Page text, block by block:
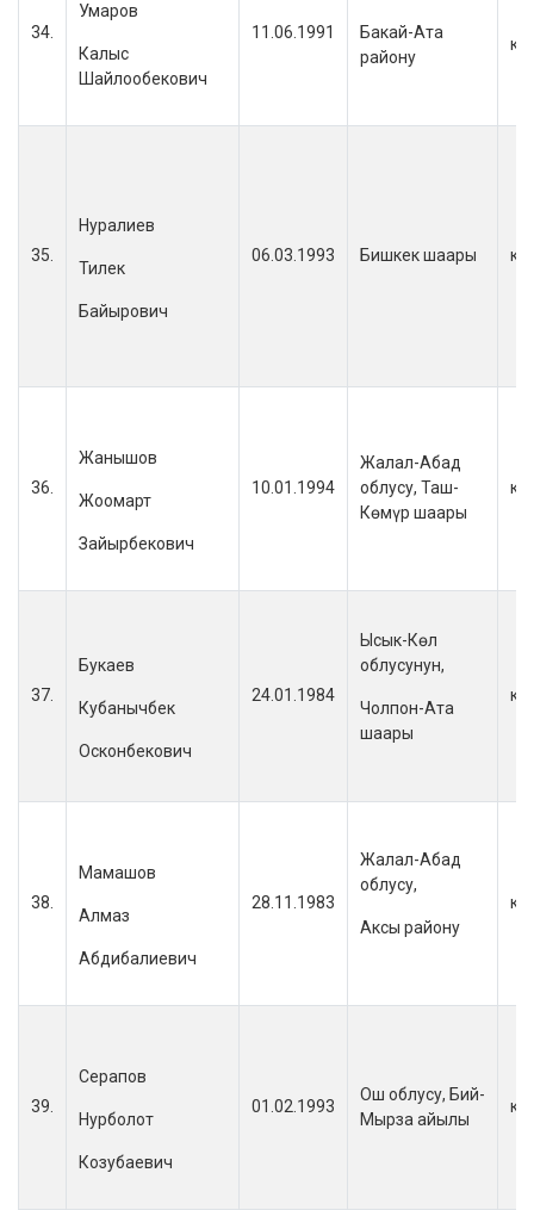
34.
Умаров
Калыс
Шайлообекович
11.06.1991
Бакай-Ата
району
35.
Нуралиев
Тилек
Байырович
06.03.1993 Бишкек шаары
36.
Жанышов
Жоомарт
Зайырбекович
10.01.1994
Жалал-Абад
облусу, Таш-
Көмүр шаары
37.
Букаев
Кубанычбек
Осконбекович
24.01.1984
Ысык-Көл
облусунун,
Чолпон-Ата
шаары
38.
Мамашов
Алмаз
Абдибалиевич
28.11.1983
Жалал-Абад
облусу,
Аксы району
39.
Серапов
Нурболот
Козубаевич
01.02.1993
Ош облусу, Бий-
Мырза айылы